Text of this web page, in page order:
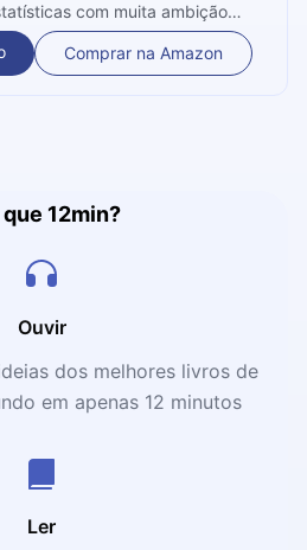
com muita ambição
e preparo. A
pensar a vida de forma
Comprar na Amazon
que 12min?
Ouvir
dos melhores livros de
em apenas 12 minutos
Ler